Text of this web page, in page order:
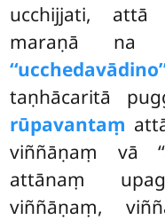
ucchijjati, attā
maraṇā na
taṇhācaritā
rūpavantaṃ
viññāṇaṃ vā
attānaṃ
viññāṇaṃ,